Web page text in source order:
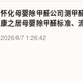
怀化母婴除甲醛公司测甲
康之居母婴除甲醛标准、
- 信誉隆金银铂奢回收
2026/8/7 1:26:42